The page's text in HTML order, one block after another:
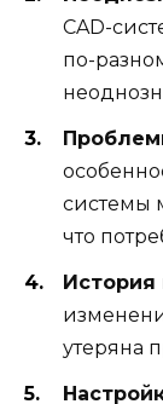
CAD-
по-
системы
что
утеряна